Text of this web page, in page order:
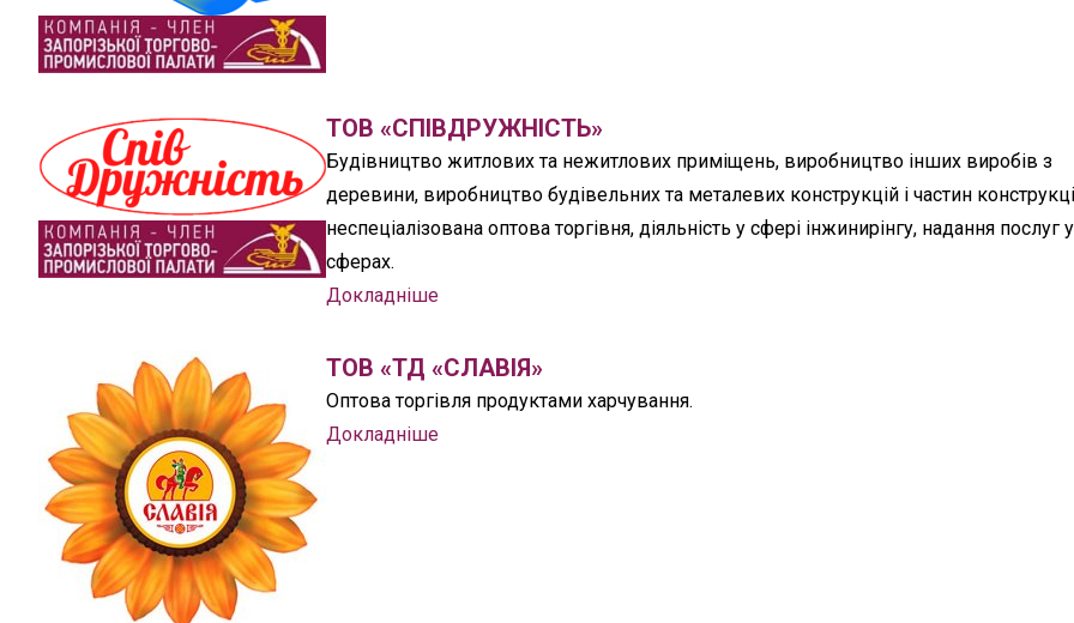
ТОВ «СПІВДРУЖНІСТЬ»
Будівництво житлових та нежитлових приміщень, виробництво інших виробів з
деревини, виробництво будівельних та металевих конструкцій і частин
неспеціалізована оптова торгівня, діяльність у сфері інжинирінгу, надання послуг
сферах.
Докладніше
ТОВ «ТД «СЛАВІЯ»
Оптова торгівля продуктами харчування.
Докладніше